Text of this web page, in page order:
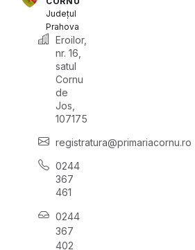
Județul
Prahova
Eroilor,
nr. 16,
satul
Cornu
de
Jos,
107175
registratura@primariacornu.ro
0244
367
461
0244
367
402